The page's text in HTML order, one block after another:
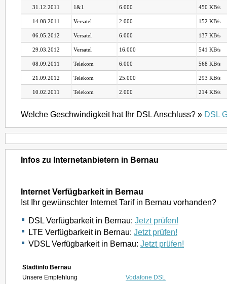
31.12.2011 1&1 6.000 450 KB/s
14.08.2011 Versatel 2.000 152 KB/s
06.05.2012 Versatel 6.000 137 KB/s
29.03.2012 Versatel 16.000 541 KB/s
08.09.2011 Telekom 6.000 568 KB/s
21.09.2012 Telekom 25.000 293 KB/s
10.02.2011 Telekom 2.000 214 KB/s
Welche Geschwindigkeit hat Ihr DSL Anschluss? » DSL
Infos zu Internetanbietern in Bernau
Internet Verfügbarkeit in Bernau
Ist Ihr gewünschter Internet Tarif in Bernau vorhanden?
DSL Verfügbarkeit in Bernau: Jetzt prüfen!
LTE Verfügbarkeit in Bernau: Jetzt prüfen!
VDSL Verfügbarkeit in Bernau: Jetzt prüfen!
Stadtinfo Bernau
Unsere Empfehlung
Vodafone DSL